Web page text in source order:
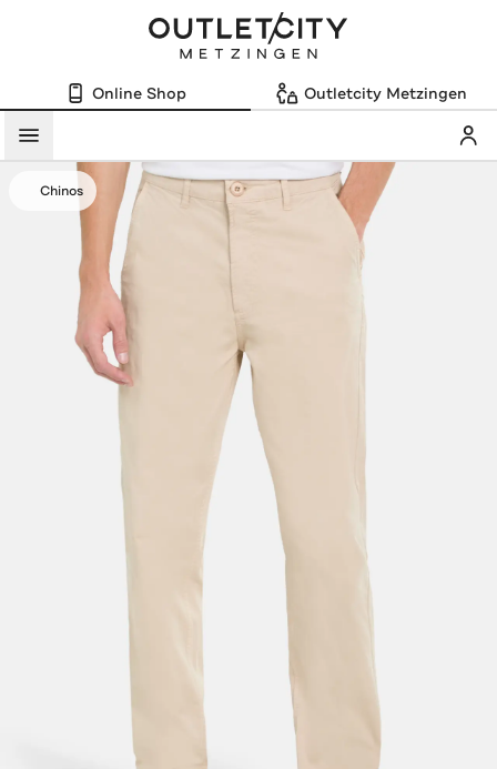
Online Shop Outletcity Metzingen
Menü
Chinos